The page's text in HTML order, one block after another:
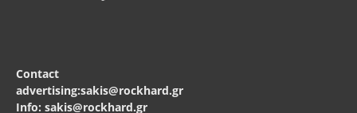
Contact
advertising:sakis@rockhard.gr
Info: sakis@rockhard.gr